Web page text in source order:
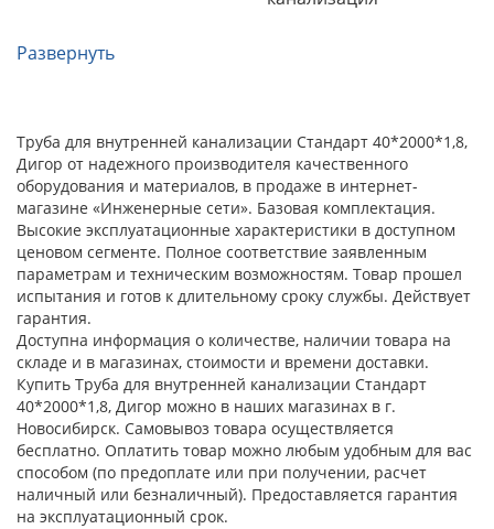
Развернуть
Труба для внутренней канализации Стандарт 40*2000*1,8,
Дигор от надежного производителя качественного
оборудования и материалов, в продаже в интернет-
магазине «Инженерные сети». Базовая комплектация.
Высокие эксплуатационные характеристики в доступном
ценовом сегменте. Полное соответствие заявленным
параметрам и техническим возможностям. Товар прошел
испытания и готов к длительному сроку службы. Действует
гарантия.
Доступна информация о количестве, наличии товара на
складе и в магазинах, стоимости и времени доставки.
Купить Труба для внутренней канализации Стандарт
40*2000*1,8, Дигор можно в наших магазинах в г.
Новосибирск. Самовывоз товара осуществляется
бесплатно. Оплатить товар можно любым удобным для вас
способом (по предоплате или при получении, расчет
наличный или безналичный). Предоставляется гарантия
на эксплуатационный срок.